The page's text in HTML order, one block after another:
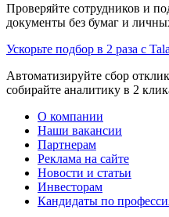
Проверяйте сотрудников и
документы без бумаг и
Ускорьте подбор в 2 раза с
Автоматизируйте сбор
собирайте аналитику в 2
О компании
Наши вакансии
Партнерам
Реклама на сайте
Новости и статьи
Инвесторам
Кандидаты по